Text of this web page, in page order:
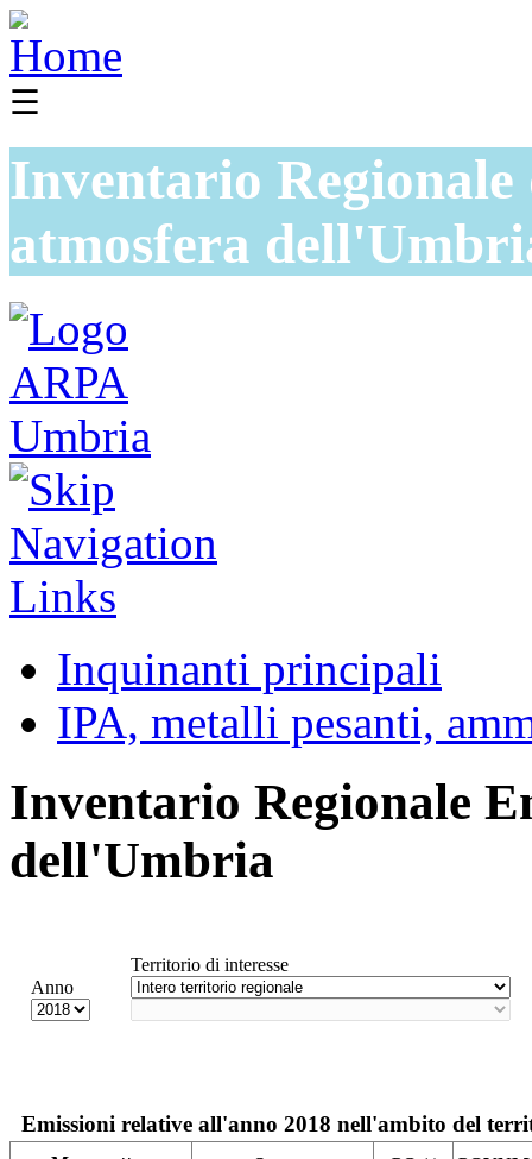
☰
Inventario
atmosfera
Inquinanti principali
IPA, metalli pesanti,
Inventario Regionale
dell'Umbria
Anno
Territorio di interesse
Emissioni relative all'anno 2018 nell'ambito del